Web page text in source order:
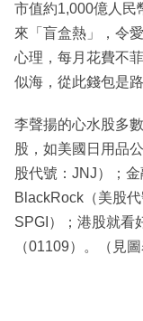
市值約1,000億人民
來「盲盒熱」，令
心理，每月花費不
似海，從此錢包是路
李聲揚的心水股多
股，如美國日用品
股代號：JNJ）；
BlackRock（美股
SPGI）；港股就看
（01109）。（見圖